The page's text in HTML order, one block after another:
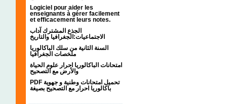
Logiciel pour aider les
enseignants à gérer facilement
et efficacement leurs notes.
الجذع المشترك آداب
الاجتماعيات:الجغرافيا والتاريخ
السنة الثانية من سلك الباكالوريا
ملخصات الجغرافيا
امتحانات الباكالوريا احرار علوم الحياة
والأرض مع التصحيح
PDF تحميل امتحانات وطنية و جهوية
باكالوريا احرار مع التصحيح بصيغة